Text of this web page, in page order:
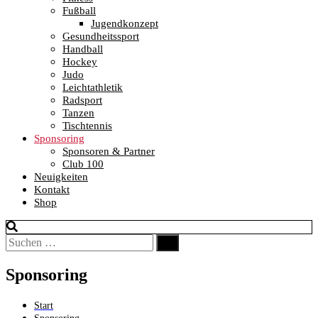
Fußball
Jugendkonzept
Gesundheitssport
Handball
Hockey
Judo
Leichtathletik
Radsport
Tanzen
Tischtennis
Sponsoring
Sponsoren & Partner
Club 100
Neuigkeiten
Kontakt
Shop
Suchen
nach:
Sponsoring
Start